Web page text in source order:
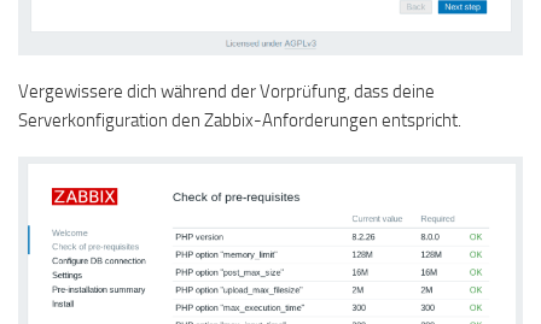
Vergewissere dich während der Vorprüfung, dass deine
Serverkonfiguration den Zabbix-Anforderungen entspricht.